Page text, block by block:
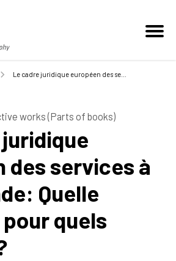
Le cadre juridique européen des services à la demande: Quelle directive pour quels services? - 2011
works (Parts of books)
des services à
Quelle
quels